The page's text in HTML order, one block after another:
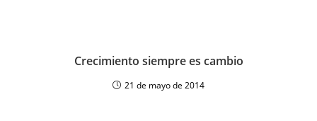
Crecimiento siempre es cambio
21 de mayo de 2014